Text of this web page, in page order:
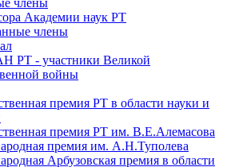
Академии наук РТ
члены
РТ - участники Великой
войны
премия РТ в области науки и
премия РТ им. В.Е.Алемасова
премия им. А.Н.Туполева
Арбузовская премия в области